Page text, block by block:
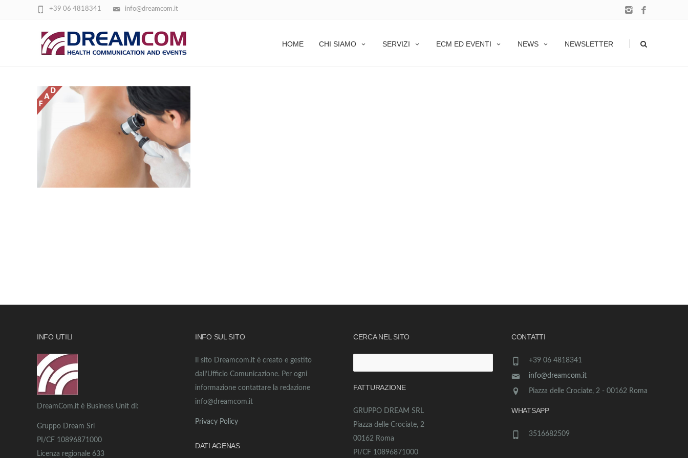
info@dreamcom.it
+39 06 4818341
HOME CHI SIAMO SERVIZI ECM ED EVENTI NEWS NEWSLETTER
DREAMC
INFO UTILI
DreamCom,it è Business Unit di:
Gruppo Dream Srl
PI/CF 10896871000
Licenza regionale 633
INFO SUL SITO
Il sito Dreamcom.it è creato e gestito
dall’Ufficio Comunicazione. Per ogni
informazione contattare la redazione
info@dreamcom.it
Privacy Policy
DATI AGENAS
CERCA NEL SITO
per:
FATTURAZIONE
GRUPPO DREAM SRL
Piazza delle Crociate, 2
00162 Roma
PI/CF 10896871000
CONTATTI
+39 06 4818341
info@dreamcom.it
Piazza delle Crociate, 2 - 00162 Roma
WHATSAPP
3516682509